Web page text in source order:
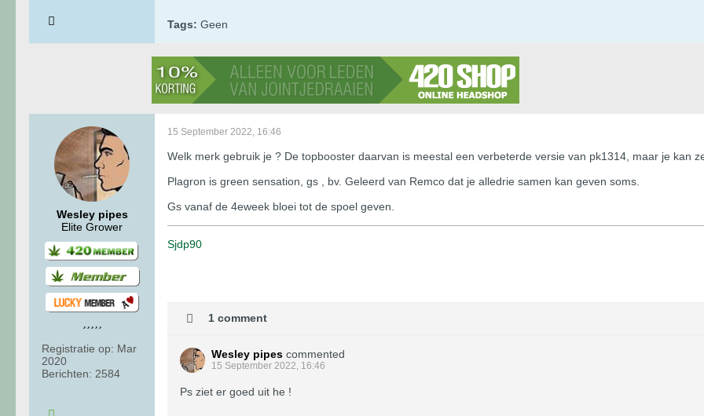
Tags: Geen
Wesley pipes
Elite Grower
Registratie op: Mar
2020
Berichten: 2584
15 September 2022, 16:46
Welk merk gebruik je ? De topbooster daarvan is meestal een verbeterde versie van pk1314, maar je kan
Plagron is green sensation, gs , bv. Geleerd van Remco dat je alledrie samen kan geven soms.
Gs vanaf de 4eweek bloei tot de spoel geven.
Sjdp90
1 comment
Wesley pipes commented
15 September 2022, 16:46
Ps ziet er goed uit he !